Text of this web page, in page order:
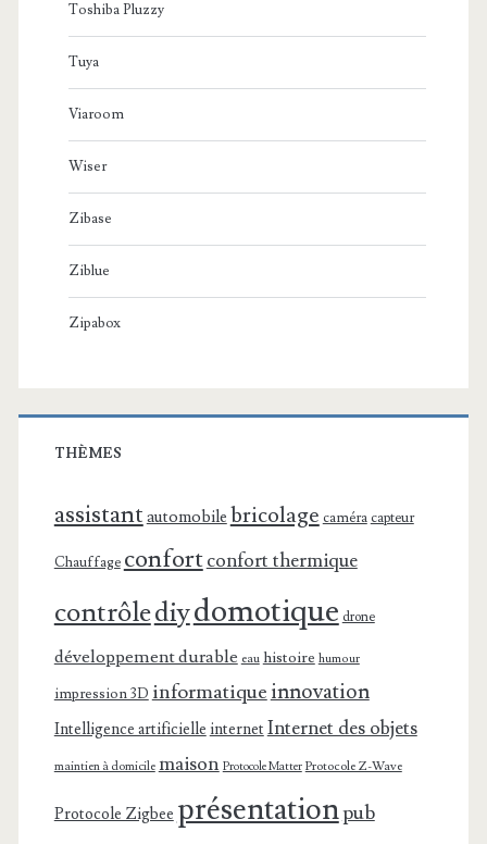
Toshiba Pluzzy
Tuya
Viaroom
Wiser
Zibase
Ziblue
Zipabox
THÈMES
assistant automobile bricolage caméra capteur
Chauffage confortconfort thermique
contrôlediydomotique drone
développement durable eau histoire humour
impression 3D informatiqueinnovation
Intelligence artificielle internet Internet des objets
maintien à domicile maison Protocole Matter Protocole Z-Wave
Protocole Zigbee présentationpub